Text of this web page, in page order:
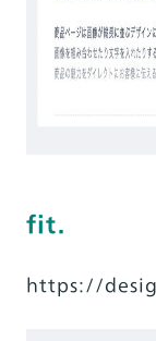
fit.
https://